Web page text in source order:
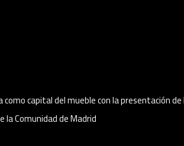
como capital del mueble con la presentación de
la Comunidad de Madrid